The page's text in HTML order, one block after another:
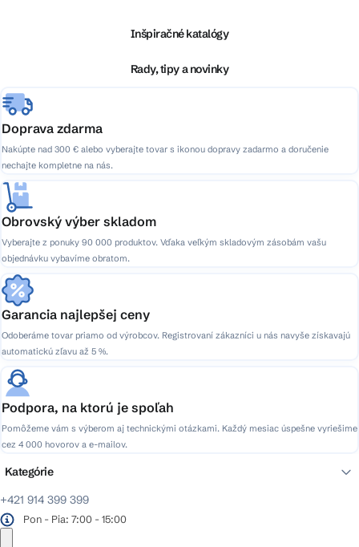
e
Inšpiračné katalógy
Rady, tipy a novinky
Doprava zdarma
Nakúpte nad 300 € alebo vyberajte tovar s ikonou dopravy zadarmo a doručenie
nechajte kompletne na nás.
Obrovský výber skladom
Vyberajte z ponuky 90 000 produktov. Vďaka veľkým skladovým zásobám vašu
objednávku vybavíme obratom.
Garancia najlepšej ceny
Odoberáme tovar priamo od výrobcov. Registrovaní zákazníci u nás navyše získavajú
automatickú zľavu až 5 %.
Podpora, na ktorú je spoľah
Pomôžeme vám s výberom aj technickými otázkami. Každý mesiac úspešne vyriešime
cez 4 000 hovorov a e-mailov.
+421 914 399 399
Pon - Pia: 7:00 - 15:00
Kategórie